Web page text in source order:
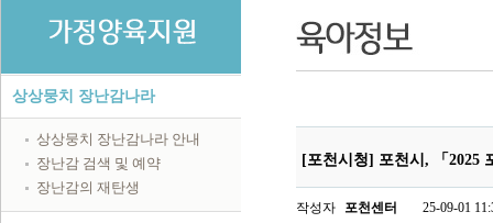
상상뭉치 장난감나라
상상뭉치 장난감나라 안내
장난감 검색 및 예약
장난감의 재탄생
[포천시청] 포천시, 「2025
작성자 포천센터 25-09-01